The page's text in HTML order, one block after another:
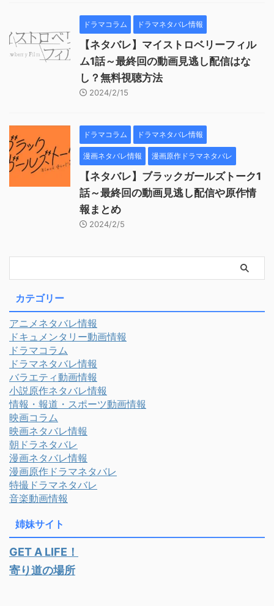
ドラマコラム ドラマネタバレ情報
【ネタバレ】マイストロベリーフィル
ム1話～最終回の動画見逃し配信はな
し？無料視聴方法
2024/2/15
ドラマコラム ドラマネタバレ情報
漫画ネタバレ情報 漫画原作ドラマネタバレ
【ネタバレ】ブラックガールズトーク1
話～最終回の動画見逃し配信や原作情
報まとめ
2024/2/5
カテゴリー
アニメネタバレ情報
ドキュメンタリー動画情報
ドラマコラム
ドラマネタバレ情報
バラエティ動画情報
小説原作ネタバレ情報
情報・報道・スポーツ動画情報
映画コラム
映画ネタバレ情報
朝ドラネタバレ
漫画ネタバレ情報
漫画原作ドラマネタバレ
特撮ドラマネタバレ
音楽動画情報
姉妹サイト
GET A LIFE！
寄り道の場所